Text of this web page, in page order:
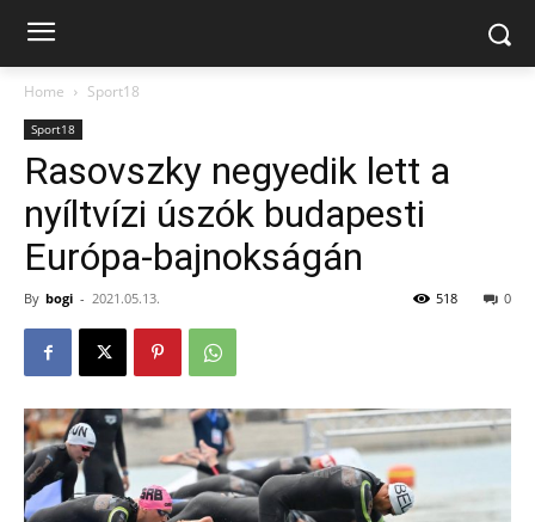
Home Sport18
Sport18
Rasovszky negyedik lett a
nyíltvízi úszók budapesti
Európa-bajnokságán
By bogi - 2021.05.13. 0
518